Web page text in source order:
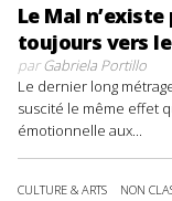
Le Mal
toujours vers
parGabriela Portillo
Le dernier long
suscité le même effet
émotionnelle aux...
CULTURE & ARTS NON